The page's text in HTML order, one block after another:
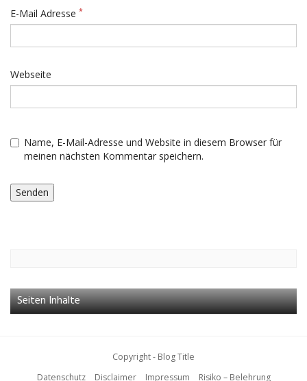
E-Mail Adresse *
Webseite
Name, E-Mail-Adresse und Website in diesem Browser für
meinen nächsten Kommentar speichern.
Seiten Inhalte
Copyright - Blog Title
Datenschutz
Disclaimer Impressum Risiko – Belehrung